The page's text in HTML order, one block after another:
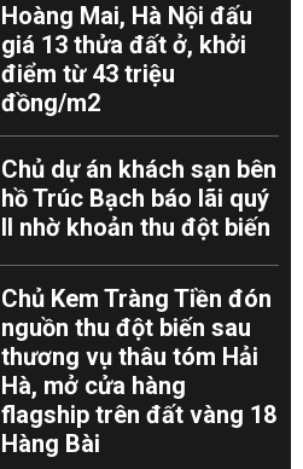
Hoàng Mai, Hà Nội đấu
giá 13 thửa đất ở, khởi
điểm từ 43 triệu
đồng/m2
Chủ dự án khách sạn bên
hồ Trúc Bạch báo lãi quý
II nhờ khoản thu đột biến
Chủ Kem Tràng Tiền đón
nguồn thu đột biến sau
thương vụ thâu tóm Hải
Hà, mở cửa hàng
flagship trên đất vàng 18
Hàng Bài